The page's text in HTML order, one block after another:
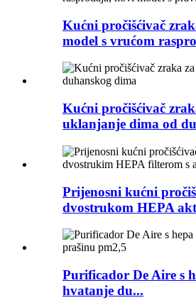
Kućni pročišćivač
model s vrućom
Kućni pročišćivač
uklanjanje dima od
Prijenosni kućni
dvostrukom HEPA
Purificador De Aire s
hvatanje du...